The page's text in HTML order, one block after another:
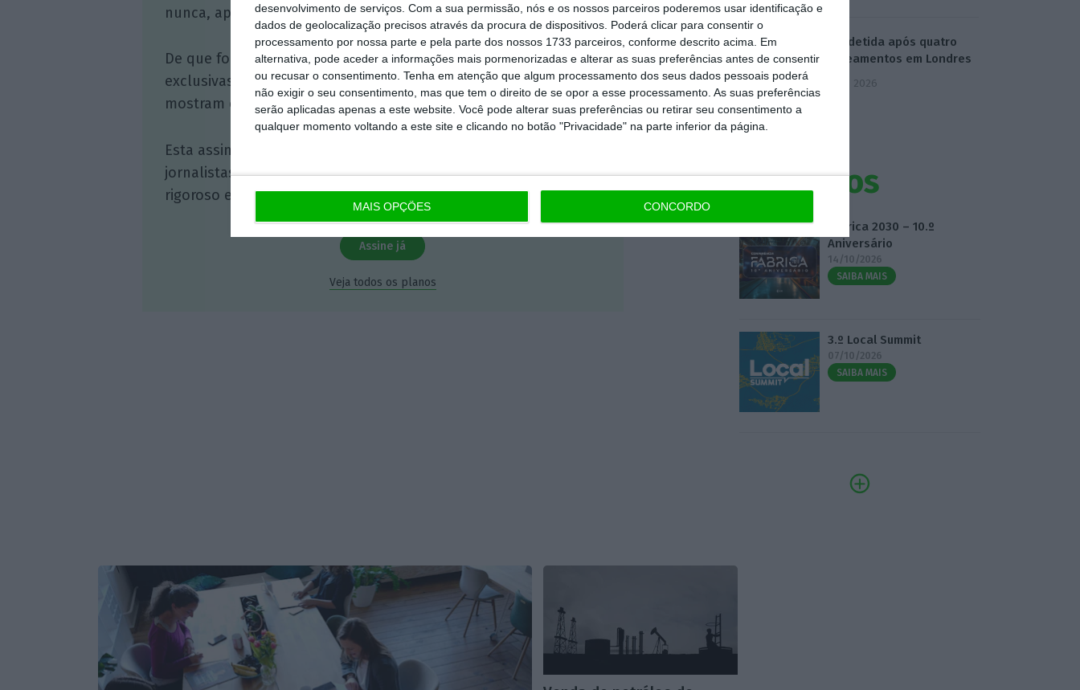
desenvolvimento de serviços. Com a sua permissão, nós e os nossos parceiros poderemos usar identificação e
dados de geolocalização precisos através da procura de dispositivos. Poderá clicar para consentir o
processamento por nossa parte e pela parte dos nossos 1733 parceiros, conforme descrito acima. Em
alternativa, pode aceder a informações mais pormenorizadas e alterar as suas preferências antes de consentir
ou recusar o consentimento. Tenha em atenção que algum processamento dos seus dados pessoais poderá
não exigir o seu consentimento, mas que tem o direito de se opor a esse processamento. As suas preferências
serão aplicadas apenas a este website. Você pode alterar suas preferências ou retirar seu consentimento a
qualquer momento voltando a este site e clicando no botão "Privacidade" na parte inferior da página.
MAIS OPÇÕES CONCORDO
nunca, apoie o jornalismo independente e rigoroso.
De que forma? Assine o ECO Premium e tenha acesso a notícias
exclusivas, à opinião que conta, às reportagens e especiais que
mostram o outro lado da história.
Esta assinatura é uma forma de apoiar o ECO e os seus
jornalistas. A nossa contrapartida é o jornalismo independente,
rigoroso e credível.
Assine já
Veja todos os planos
Mulher detida após quatro
esfaqueamentos em Londres
5 Agosto 2026
Eventos
Fábrica 2030 – 10.º
Aniversário
14/10/2026
SAIBA MAIS
3.º Local Summit
07/10/2026
SAIBA MAIS